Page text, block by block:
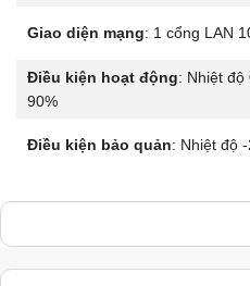
Giao diện mạng: 1 cổng LAN
Điều kiện hoạt động: Nhiệt độ
90%
Điều kiện bảo quản: Nhiệt độ